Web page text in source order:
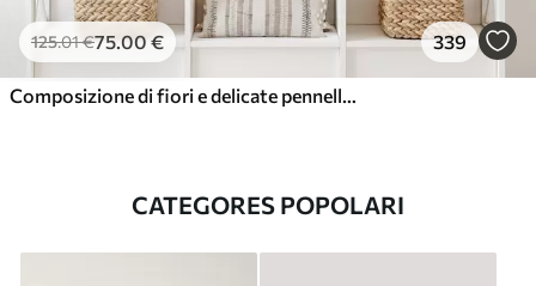
125.01€75.00€ 339
Composizione di fiori e delicate pennellate
CATEGORES POPOLARI